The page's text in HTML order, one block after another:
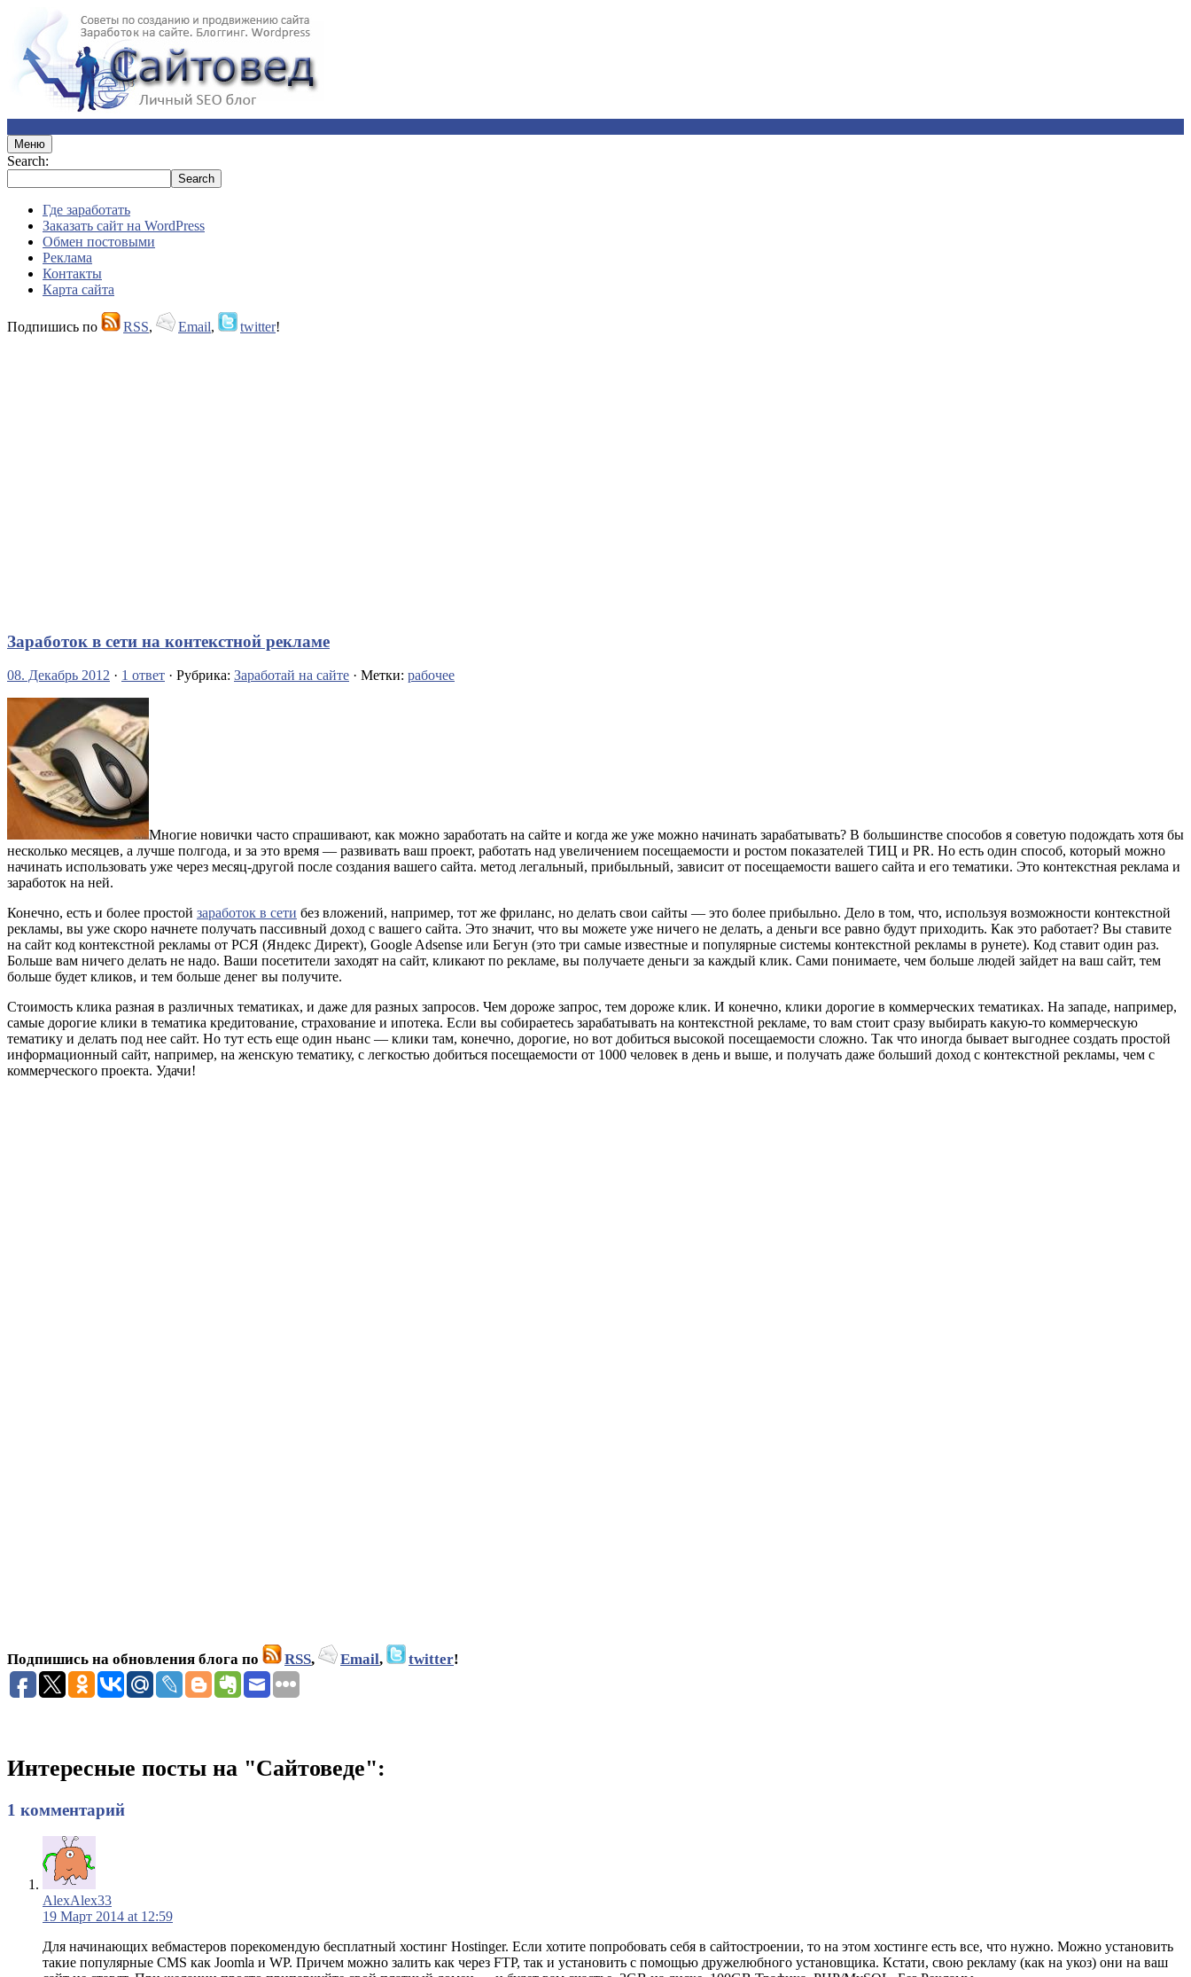
Меню
Search:
Где заработать
Заказать сайт на WordPress
Обмен постовыми
Реклама
Контакты
Карта сайта
Подпишись по RSS, Email, twitter!
Заработок в сети на контекстной рекламе
08. Декабрь 2012 · 1 ответ · Рубрика: Заработай на сайте · Метки: рабочее
Многие новички часто спрашивают, как можно заработать на сайте и когда же уже можно начинать зарабатывать? В большинстве способов я советую подождать хотя бы
несколько месяцев, а лучше полгода, и за это время — развивать ваш проект, работать над увеличением посещаемости и ростом показателей ТИЦ и PR. Но есть один способ, который можно
начинать использовать уже через месяц-другой после создания вашего сайта. метод легальный, прибыльный, зависит от посещаемости вашего сайта и его тематики. Это контекстная реклама и
заработок на ней.
Конечно, есть и более простой заработок в сети без вложений, например, тот же фриланс, но делать свои сайты — это более прибыльно. Дело в том, что, используя возможности контекстной
рекламы, вы уже скоро начнете получать пассивный доход с вашего сайта. Это значит, что вы можете уже ничего не делать, а деньги все равно будут приходить. Как это работает? Вы ставите
на сайт код контекстной рекламы от РСЯ (Яндекс Директ), Google Adsense или Бегун (это три самые известные и популярные системы контекстной рекламы в рунете). Код ставит один раз.
Больше вам ничего делать не надо. Ваши посетители заходят на сайт, кликают по рекламе, вы получаете деньги за каждый клик. Сами понимаете, чем больше людей зайдет на ваш сайт, тем
больше будет кликов, и тем больше денег вы получите.
Стоимость клика разная в различных тематиках, и даже для разных запросов. Чем дороже запрос, тем дороже клик. И конечно, клики дорогие в коммерческих тематиках. На западе, например,
самые дорогие клики в тематика кредитование, страхование и ипотека. Если вы собираетесь зарабатывать на контекстной рекламе, то вам стоит сразу выбирать какую-то коммерческую
тематику и делать под нее сайт. Но тут есть еще один ньанс — клики там, конечно, дорогие, но вот добиться высокой посещаемости сложно. Так что иногда бывает выгоднее создать простой
информационный сайт, например, на женскую тематику, с легкостью добиться посещаемости от 1000 человек в день и выше, и получать даже больший доход с контекстной рекламы, чем с
коммерческого проекта. Удачи!
Подпишись на обновления блога по RSS, Email, twitter!
Интересные посты на "Сайтоведе":
1 комментарий
AlexAlex33
19 Март 2014 at 12:59
Для начинающих вебмастеров порекомендую бесплатный хостинг Hostinger. Если хотите попробовать себя в сайтостроении, то на этом хостинге есть все, что нужно. Можно установить
такие популярные CMS как Joomla и WP. Причем можно залить как через FTP, так и установить с помощью дружелюбного установщика. Кстати, свою рекламу (как на укоз) они на ваш